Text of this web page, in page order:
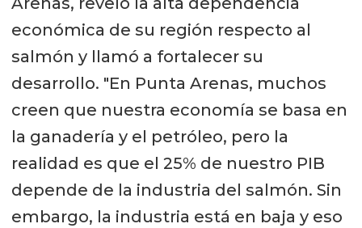
económica de su región respecto al
salmón y llamó a fortalecer su
desarrollo. "En Punta Arenas, muchos
creen que nuestra economía se basa en
la ganadería y el petróleo, pero la
realidad es que el 25% de nuestro PIB
depende de la industria del salmón. Sin
embargo, la industria está en baja y eso